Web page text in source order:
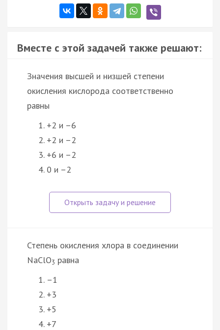
Вместе с этой задачей также решают:
Значения высшей и низшей степени
окисления кислорода соответственно
равны
+2 и –6
+2 и –2
+6 и –2
0 и –2
Степень окисления хлора в соединении
NaClO3 равна
–1
+3
+5
+7